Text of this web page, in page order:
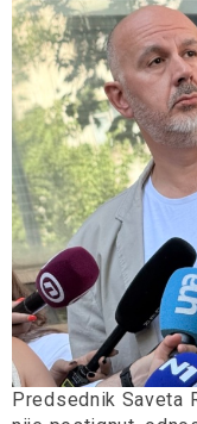
Predsednik Saveta